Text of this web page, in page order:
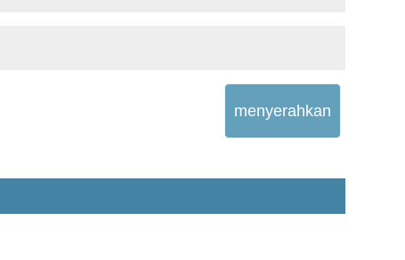
menyerahkan